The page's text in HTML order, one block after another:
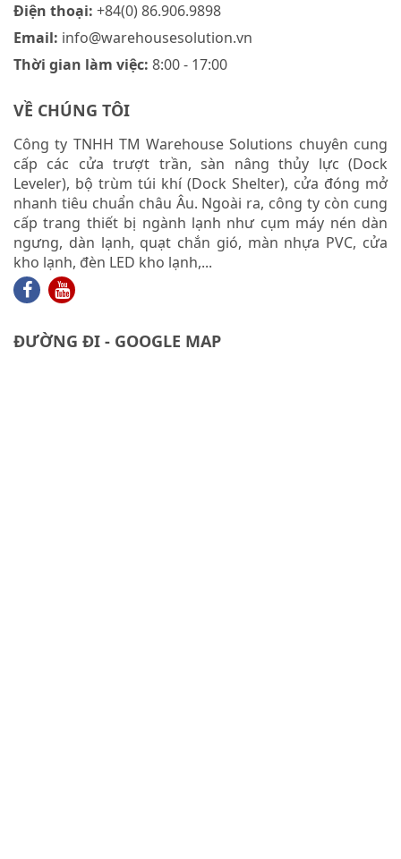
Điện thoại: +84(0) 86.906.9898
Email: info@warehousesolution.vn
Thời gian làm việc: 8:00 - 17:00
VỀ CHÚNG TÔI
Công ty TNHH TM Warehouse Solutions chuyên cung
cấp các cửa trượt trần, sàn nâng thủy lực (Dock
Leveler), bộ trùm túi khí (Dock Shelter), cửa đóng mở
nhanh tiêu chuẩn châu Âu. Ngoài ra, công ty còn cung
cấp trang thiết bị ngành lạnh như cụm máy nén dàn
ngưng, dàn lạnh, quạt chắn gió, màn nhựa PVC, cửa
kho lạnh, đèn LED kho lạnh,...
ĐƯỜNG ĐI - GOOGLE MAP